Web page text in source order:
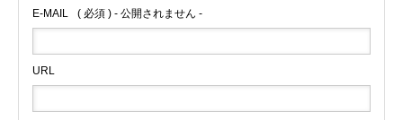
E-MAIL ( 必須 ) - 公開されません -
URL